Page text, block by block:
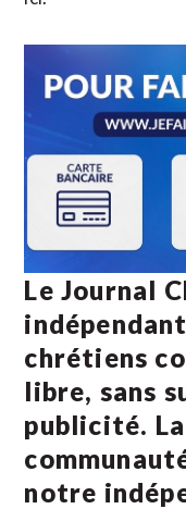
Le Journal
chrétiens
libre, sans
publicité. La
notre